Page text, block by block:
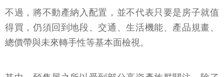
不過，將不動產納入配置，並不代表只要是房子就值
得買，仍須回到地段、交通、生活機能、產品規畫、
總價帶與未來轉手性等基本面檢視。